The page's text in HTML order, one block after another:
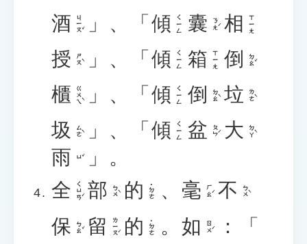
酒 ㄐㄧㄡˇ 」、「 傾 ㄑㄧㄥ 囊 ㄋㄤˊ 相 ㄒㄧㄤ
授 ㄕㄡˋ 」、「 傾 ㄑㄧㄥ 箱 ㄒㄧㄤ 倒 ㄉㄠˇ
櫃 ㄍㄨㄟˋ 」、「 傾 ㄑㄧㄥ 倒 ㄉㄠˋ 垃 ㄌㄜˋ
圾 ㄙㄜˋ 」、「 傾 ㄑㄧㄥ 盆 ㄆㄣˊ 大 ㄉㄚˋ
雨 ㄩˇ
」。
全 ㄑㄩㄢˊ 部 ㄅㄨˋ 的 ˙ㄉㄜ 、 毫 ㄏㄠˊ 不 ㄅㄨˋ
保 ㄅㄠˇ 留 ㄌㄧㄡˊ 的 ˙ㄉㄜ 。 如 ㄖㄨˊ
：「